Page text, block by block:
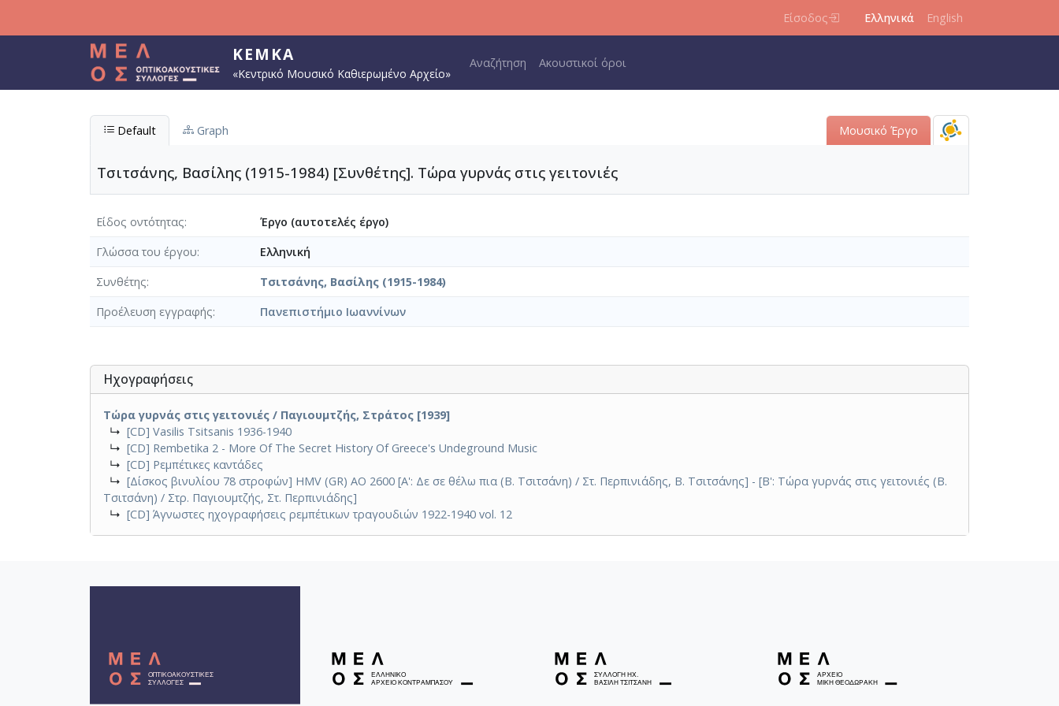
Είσοδος Ελληνικά English
ΚΕΜΚΑ
«Κεντρικό Μουσικό Καθιερωμένο Αρχείο»
Main navigation
Αναζήτηση Ακουστικοί όροι
Default Graph Μουσικό Έργο
Τσιτσάνης, Βασίλης (1915-1984) [Συνθέτης]. Τώρα γυρνάς στις γειτονιές
Είδος οντότητας
Έργο (αυτοτελές έργο)
Γλώσσα του έργου
Ελληνική
Συνθέτης
Τσιτσάνης, Βασίλης (1915-1984)
Προέλευση εγγραφής
Πανεπιστήμιο Ιωαννίνων
Ηχογραφήσεις
Τώρα γυρνάς στις γειτονιές / Παγιουμτζής, Στράτος [1939]
↳ [CD] Vasilis Tsitsanis 1936-1940
↳ [CD] Rembetika 2 - More Of The Secret History Of Greece's Undeground Music
↳ [CD] Ρεμπέτικες καντάδες
↳ [Δίσκος βινυλίου 78 στροφών] HMV (GR) AO 2600 [A': Δε σε θέλω πια (Β. Τσιτσάνη) / Στ. Περπινιάδης, Β. Τσιτσάνης] - [Β': Τώρα γυρνάς στις γειτονιές (Β.
Τσιτσάνη) / Στρ. Παγιουμτζής, Στ. Περπινιάδης]
↳ [CD] Άγνωστες ηχογραφήσεις ρεμπέτικων τραγουδιών 1922-1940 vol. 12